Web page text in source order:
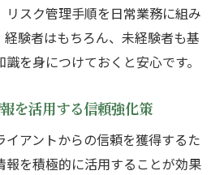
リスク管理手順を日常業務に組み
験者はもちろん、未経験者も基
を身につけておくと安心です。
を活用する信頼強化策
アントからの信頼を獲得するた
報を積極的に活用することが効果